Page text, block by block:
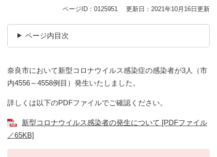
ページID：0125951 更新日：2021年10月16日更新
ページ内目次
奈良市において新型コロナウイルス感染症の感染者が3人（市
内4556～4558例目）発生いたしました。
詳しくは以下のPDFファイルでご確認ください。
新型コロナウイルス感染者の発生について [PDFファイル
／65KB]